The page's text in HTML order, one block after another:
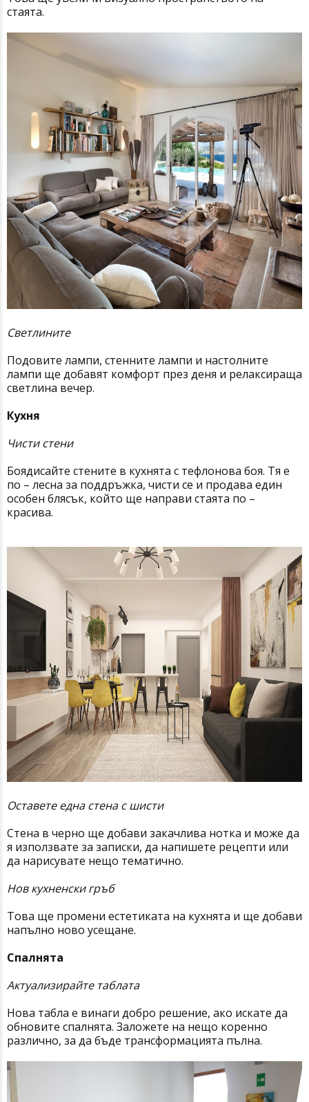
стаята.
Светлините
Подовите лампи, стенните лампи и настолните
лампи ще добавят комфорт през деня и релаксираща
светлина вечер.
Кухня
Чисти стени
Боядисайте стените в кухнята с тефлонова боя. Тя е
по – лесна за поддръжка, чисти се и продава един
особен блясък, който ще направи стаята по –
красива.
Оставете една стена с шисти
Стена в черно ще добави закачлива нотка и може да
я използвате за записки, да напишете рецепти или
да нарисувате нещо тематично.
Нов кухненски гръб
Това ще промени естетиката на кухнята и ще добави
напълно ново усещане.
Спалнята
Актуализирайте таблата
Нова табла е винаги добро решение, ако искате да
обновите спалнята. Заложете на нещо коренно
различно, за да бъде трансформацията пълна.